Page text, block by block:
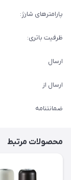
پارامترهای شارژ:
ظرفیت باتری:
ارسال
ارسال از
ضمانتنامه
محصولات مرتبط